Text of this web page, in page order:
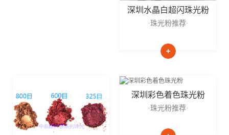
深圳水晶白超闪珠光粉
·珠光粉推荐·
深圳彩色着色珠光粉
·珠光粉推荐·